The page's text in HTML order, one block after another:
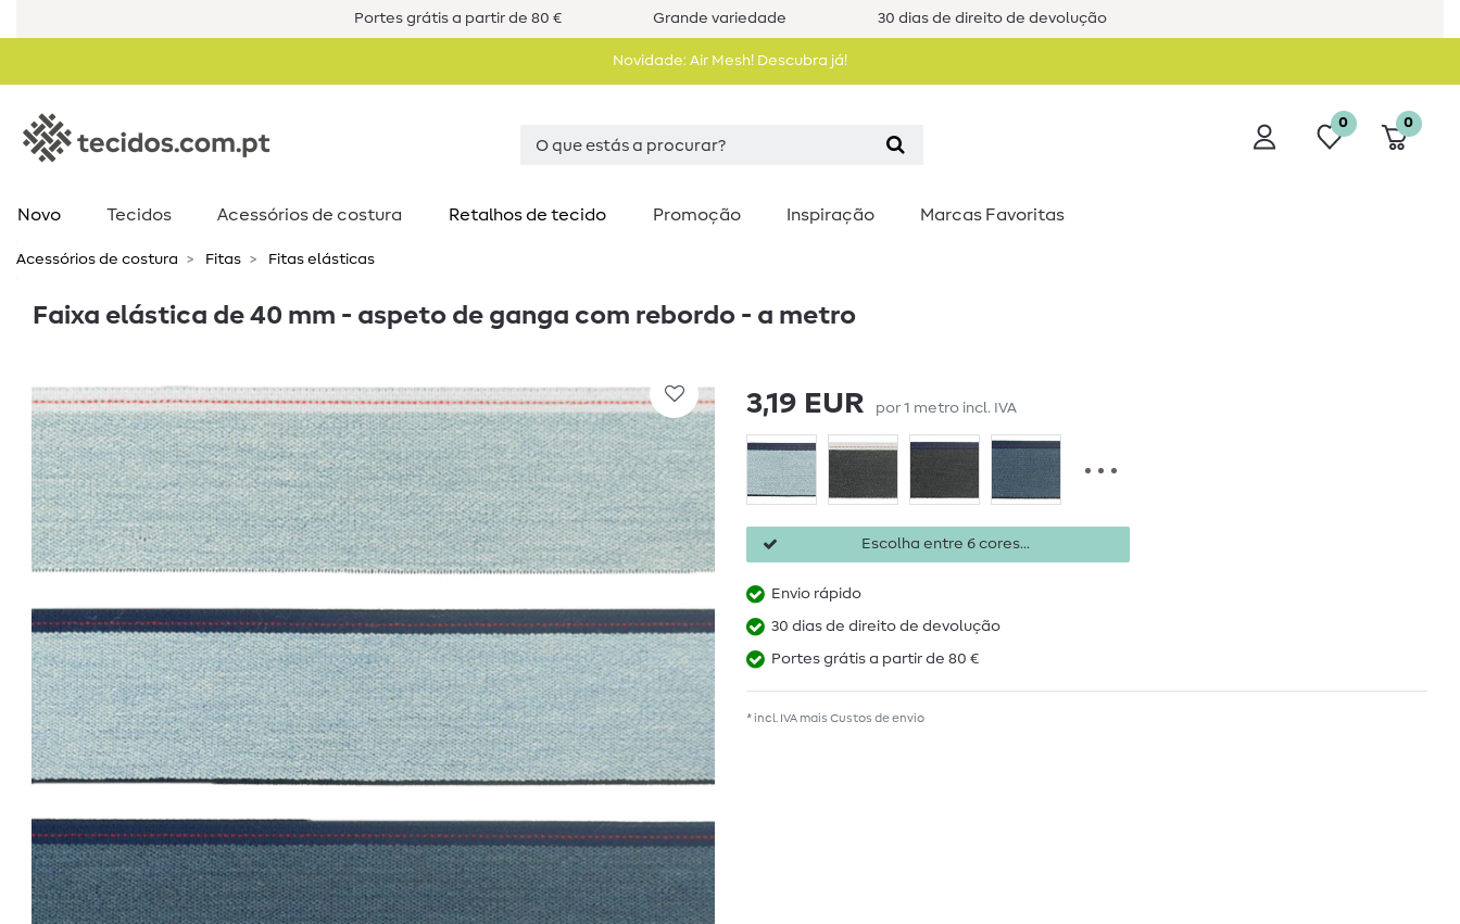
Portes grátis a partir de 80 € Grande variedade 30 dias de direito de devolução
Novidade: Air Mesh! Descubra já!
0 0
Novo Tecidos Acessórios de costura​ Retalhos de tecido Promoção Inspiração Marcas Favoritas
Acessórios de costura​ Fitas Fitas elásticas
Faixa elástica de 40 mm - aspeto de ganga com rebordo - a metro
3,19 EUR por 1 metro incl. IVA
Escolha entre 6 cores...
Envio rápido
30 dias de direito de devolução
Portes grátis a partir de 80 €
* incl. IVA mais Custos de envio